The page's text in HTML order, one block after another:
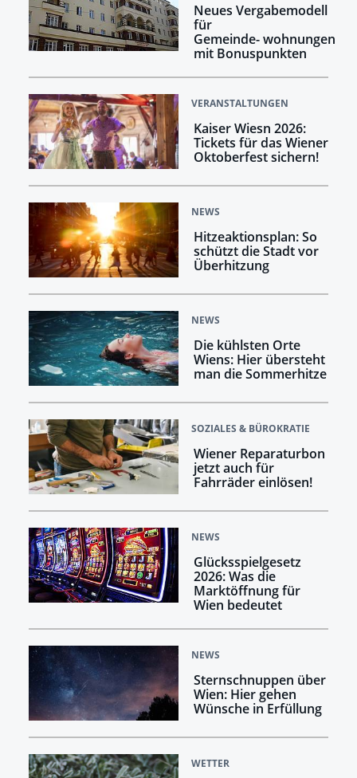
Neues Vergabemodell
für
Gemeinde- wohnungen
mit Bonuspunkten
VERANSTALTUNGEN
Kaiser Wiesn 2026:
Tickets für das Wiener
Oktoberfest sichern!
NEWS
Hitzeaktionsplan: So
schützt die Stadt vor
Überhitzung
NEWS
Die kühlsten Orte
Wiens: Hier übersteht
man die Sommerhitze
SOZIALES & BÜROKRATIE
Wiener Reparaturbon
jetzt auch für
Fahrräder einlösen!
NEWS
Glücksspielgesetz
2026: Was die
Marktöffnung für
Wien bedeutet
NEWS
Sternschnuppen über
Wien: Hier gehen
Wünsche in Erfüllung
WETTER